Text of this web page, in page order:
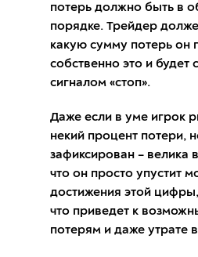
потерь должно быть в
порядке. Трейдер
какую сумму потерь он
собственно это и будет
сигналом «стоп».
Даже если в уме игрок
некий процент потери,
зафиксирован – велика
что он просто упустит
достижения этой
что приведет к
потерям и даже утрате